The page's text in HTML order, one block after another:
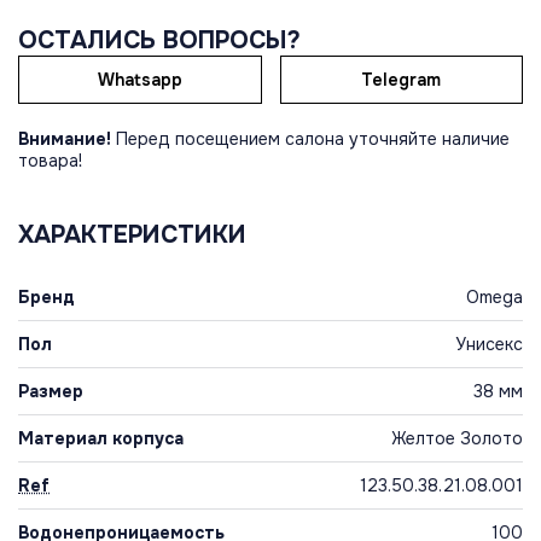
ОСТАЛИСЬ ВОПРОСЫ?
Whatsapp Telegram
Внимание! Перед посещением салона уточняйте наличие
товара!
ХАРАКТЕРИСТИКИ
Бренд Omega
Пол Унисекс
Размер 38 мм
Материал корпуса Желтое Золото
Ref 123.50.38.21.08.001
Водонепроницаемость 100